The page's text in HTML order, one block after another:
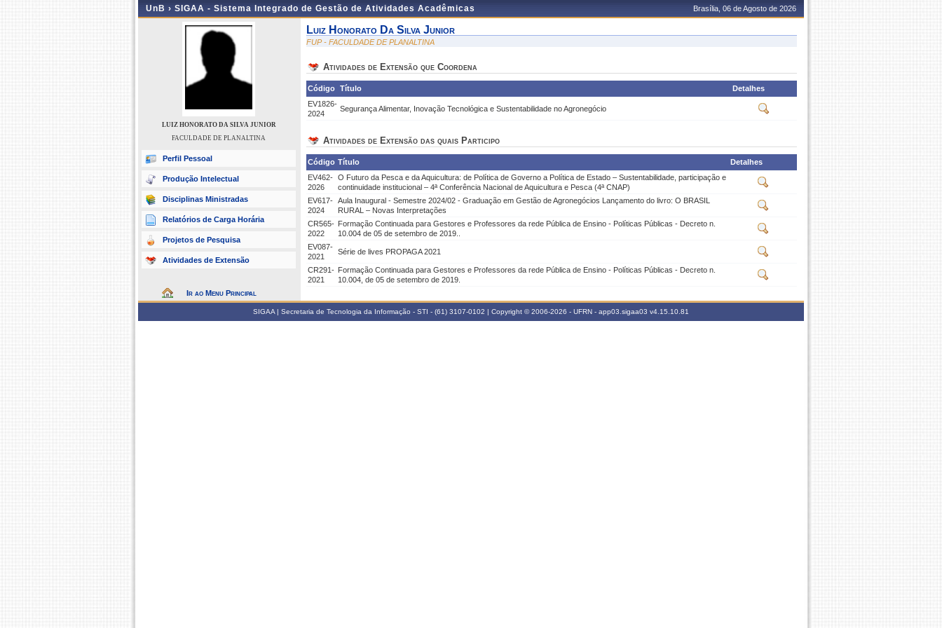
UnB › SIGAA - Sistema Integrado de Gestão de Atividades Acadêmicas Brasília, 06 de Agosto de 2026
LUIZ HONORATO DA SILVA JUNIOR
FACULDADE DE PLANALTINA
Perfil Pessoal
Produção Intelectual
Disciplinas Ministradas
Relatórios de Carga Horária
Projetos de Pesquisa
Atividades de Extensão
Ir ao Menu Principal
Luiz Honorato Da Silva Junior
FUP - FACULDADE DE PLANALTINA
Atividades de Extensão que Coordena
Código Título
Detalhes
EV1826-
2024
Segurança Alimentar, Inovação Tecnológica e Sustentabilidade no Agronegócio
Atividades de Extensão das quais Participo
Código Título
Detalhes
EV462-
2026
O Futuro da Pesca e da Aquicultura: de Política de Governo a Política de Estado – Sustentabilidade, participação e
continuidade institucional – 4ª Conferência Nacional de Aquicultura e Pesca (4ª CNAP)
EV617-
2024
Aula Inaugural - Semestre 2024/02 - Graduação em Gestão de Agronegócios Lançamento do livro: O BRASIL
RURAL – Novas Interpretações
CR565-
2022
Formação Continuada para Gestores e Professores da rede Pública de Ensino - Políticas Públicas - Decreto n.
10.004 de 05 de setembro de 2019..
EV087-
2021
Série de lives PROPAGA 2021
CR291-
2021
Formação Continuada para Gestores e Professores da rede Pública de Ensino - Políticas Públicas - Decreto n.
10.004, de 05 de setembro de 2019.
SIGAA | Secretaria de Tecnologia da Informação - STI - (61) 3107-0102 | Copyright © 2006-2026 - UFRN - app03.sigaa03 v4.15.10.81